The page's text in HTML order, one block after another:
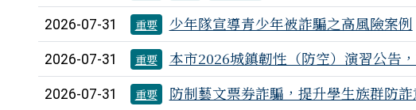
2026-07-31 重要 少年隊宣導青少年被詐騙之高風險案例
2026-07-31 重要 本市2026城鎮韌性（防空）演習公告
2026-07-31 重要 防制藝文票券詐騙，提升學生族群防